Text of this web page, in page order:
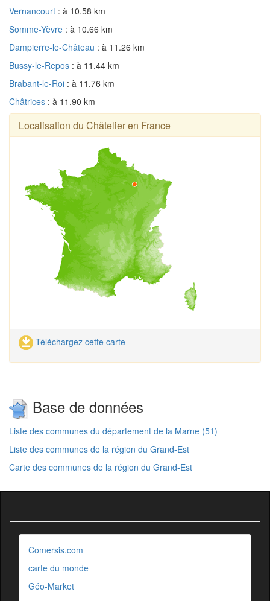
Vernancourt : à 10.58 km
Somme-Yèvre : à 10.66 km
Dampierre-le-Château : à 11.26 km
Bussy-le-Repos : à 11.44 km
Brabant-le-Roi : à 11.76 km
Châtrices : à 11.90 km
Localisation du Châtelier en France
Téléchargez cette carte
Base de données
Liste des communes du département de la Marne (51)
Liste des communes de la région du Grand-Est
Carte des communes de la région du Grand-Est
Comersis.com
carte du monde
Géo-Market